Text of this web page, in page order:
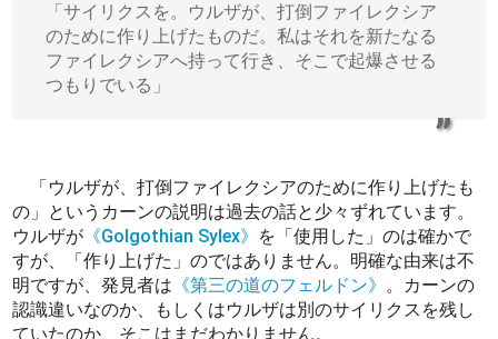
「サイリクスを。ウルザが、打倒ファイレクシア
のために作り上げたものだ。私はそれを新たなる
ファイレクシアへ持って行き、そこで起爆させる
つもりでいる」
「ウルザが、打倒ファイレクシアのために作り上げたも
の」というカーンの説明は過去の話と少々ずれています。
ウルザが 《Golgothian Sylex》 を「使用した」のは確かで
すが、「作り上げた」のではありません。明確な由来は不
明ですが、発見者は 《第三の道のフェルドン》 。カーンの
認識違いなのか、もしくはウルザは別のサイリクスを残し
ていたのか、そこはまだわかりません。